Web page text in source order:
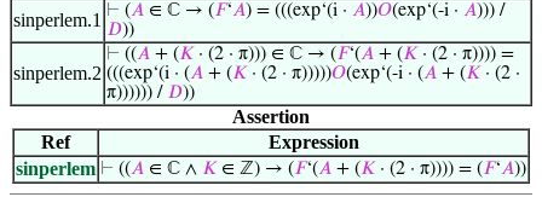
sinperlem.1 ⊢ (𝐴 ∈ ℂ → (𝐹‘𝐴) = (((exp‘(i · 𝐴))𝑂(exp‘(-i · 𝐴))) /
𝐷))
sinperlem.2
⊢ ((𝐴 + (𝐾 · (2 · π))) ∈ ℂ → (𝐹‘(𝐴 + (𝐾 · (2 · π)))) =
(((exp‘(i · (𝐴 + (𝐾 · (2 · π)))))𝑂(exp‘(-i · (𝐴 + (𝐾 · (2 ·
π)))))) / 𝐷))
Assertion
Ref
Expression
sinperlem ⊢ ((𝐴 ∈ ℂ ∧ 𝐾 ∈ ℤ) → (𝐹‘(𝐴 + (𝐾 · (2 · π)))) = (𝐹‘𝐴))